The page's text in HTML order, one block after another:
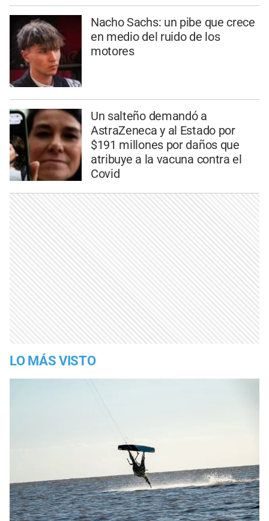
Nacho Sachs: un pibe que crece
en medio del ruido de los
motores
Un salteño demandó a
AstraZeneca y al Estado por
$191 millones por daños que
atribuye a la vacuna contra el
Covid
LO MÁS VISTO